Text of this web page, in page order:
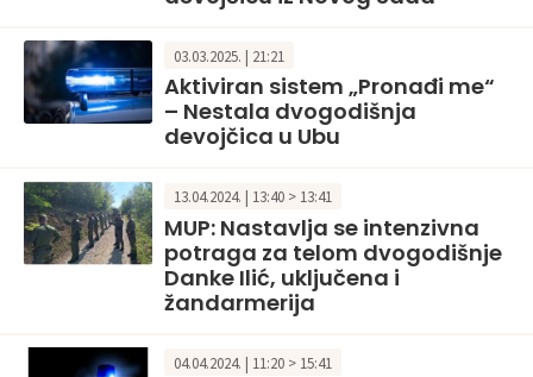
03.03.2025. | 21:21
Aktiviran sistem „Pronađi me“
– Nestala dvogodišnja
devojčica u Ubu
13.04.2024. | 13:40 > 13:41
MUP: Nastavlja se intenzivna
potraga za telom dvogodišnje
Danke Ilić, uključena i
žandarmerija
04.04.2024. | 11:20 > 15:41